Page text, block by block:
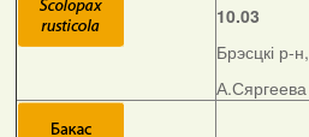
10.03
Брэсцкі р-н,
А.Сяргеева